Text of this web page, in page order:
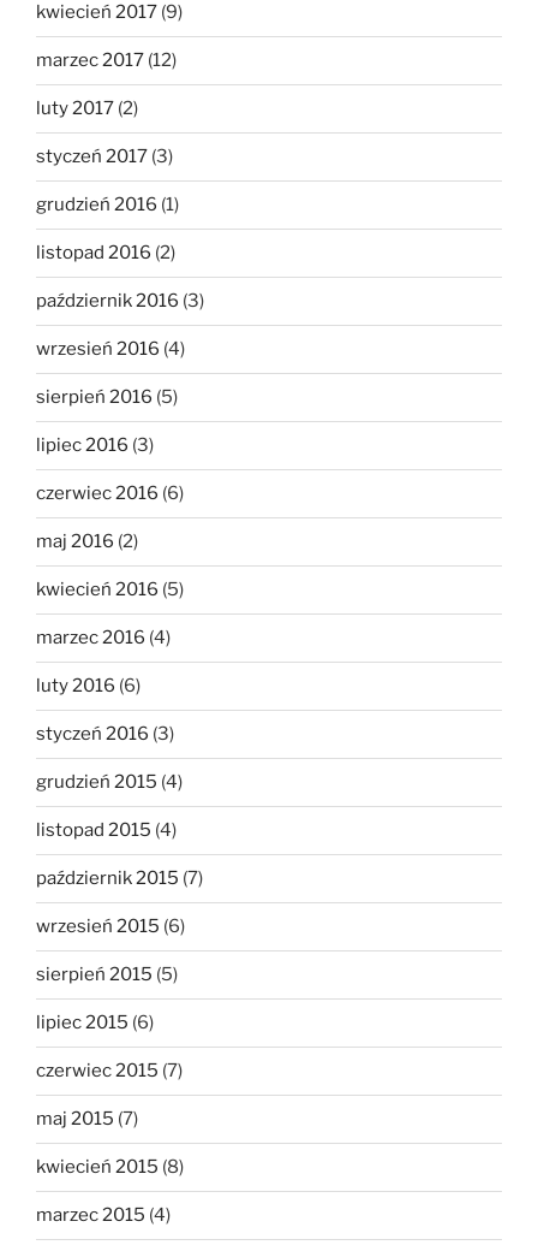
kwiecień 2017 (9)
marzec 2017 (12)
luty 2017 (2)
styczeń 2017 (3)
grudzień 2016 (1)
listopad 2016 (2)
październik 2016 (3)
wrzesień 2016 (4)
sierpień 2016 (5)
lipiec 2016 (3)
czerwiec 2016 (6)
maj 2016 (2)
kwiecień 2016 (5)
marzec 2016 (4)
luty 2016 (6)
styczeń 2016 (3)
grudzień 2015 (4)
listopad 2015 (4)
październik 2015 (7)
wrzesień 2015 (6)
sierpień 2015 (5)
lipiec 2015 (6)
czerwiec 2015 (7)
maj 2015 (7)
kwiecień 2015 (8)
marzec 2015 (4)